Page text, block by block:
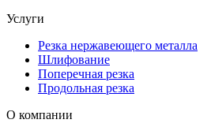
Услуги
Резка нержавеющего металла
Шлифование
Поперечная резка
Продольная резка
О компании